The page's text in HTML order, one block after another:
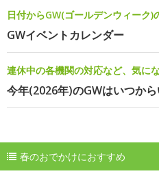
日付からGW(ゴールデンウィーク)
GWイベントカレンダー
連休中の各機関の対応など、気に
今年(2026年)のGWはいつから
春のおでかけにおすすめ